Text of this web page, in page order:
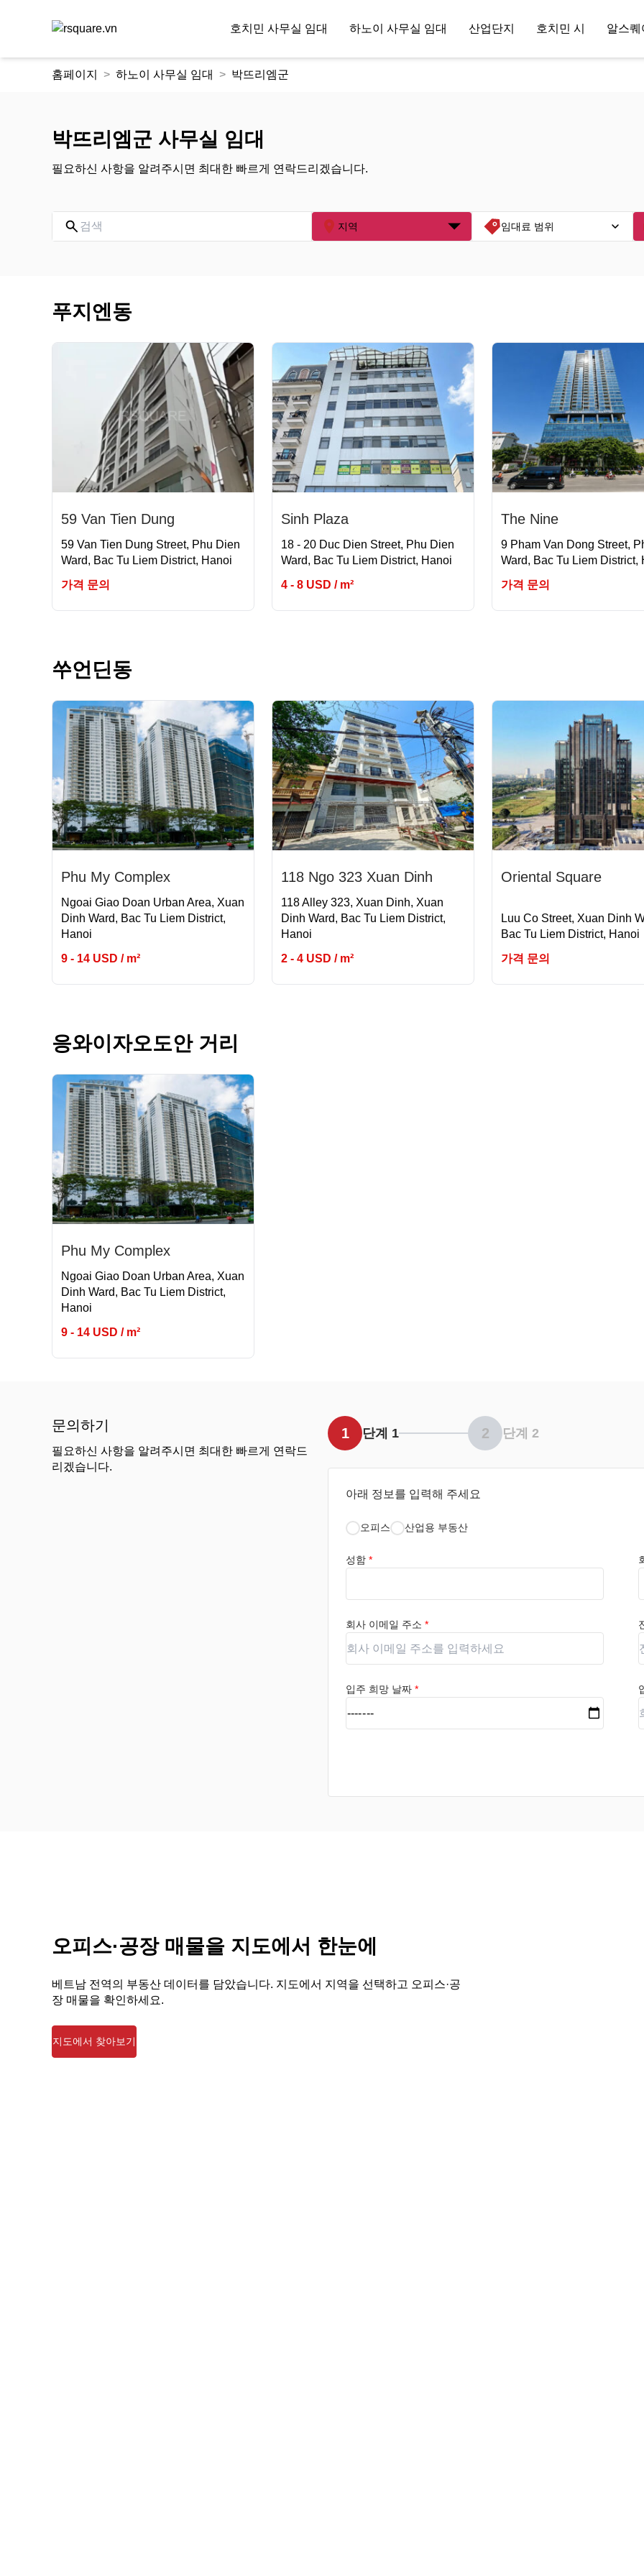
호치민 사무실 임대 하노이 사무실 임대 산업단지 호치민 시 알스퀘
홈페이지 하노이 사무실 임대 박뜨리엠군
박뜨리엠군 사무실 임대
필요하신 사항을 알려주시면 최대한 빠르게 연락드리겠습니다.
지역 임대료 범위
푸지엔동
59 Van Tien Dung
59 Van Tien Dung Street, Phu Dien
Ward, Bac Tu Liem District, Hanoi
가격 문의
Sinh Plaza
18 - 20 Duc Dien Street, Phu Dien
Ward, Bac Tu Liem District, Hanoi
4 - 8 USD / m²
The Nine
9 Pham Van Dong Street,
Ward, Bac Tu Liem District,
가격 문의
쑤언딘동
Phu My Complex
Ngoai Giao Doan Urban Area, Xuan
Dinh Ward, Bac Tu Liem District,
Hanoi
9 - 14 USD / m²
118 Ngo 323 Xuan Dinh
118 Alley 323, Xuan Dinh, Xuan
Dinh Ward, Bac Tu Liem District,
Hanoi
2 - 4 USD / m²
Oriental Square
Luu Co Street, Xuan Dinh
Bac Tu Liem District, Hanoi
가격 문의
응와이자오도안 거리
Phu My Complex
Ngoai Giao Doan Urban Area, Xuan
Dinh Ward, Bac Tu Liem District,
Hanoi
9 - 14 USD / m²
문의하기
필요하신 사항을 알려주시면 최대한 빠르게 연락드
리겠습니다.
1 단계 1 2 단계 2
아래 정보를 입력해 주세요
오피스 산업용 부동산
성함 *
회사 이메일 주소 *
입주 희망 날짜 *
오피스·공장 매물을 지도에서 한눈에
베트남 전역의 부동산 데이터를 담았습니다. 지도에서 지역을 선택하고 오피스·공
장 매물을 확인하세요.
지도에서 찾아보기